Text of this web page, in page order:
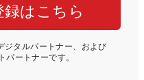
はこちら
ジタルパートナー、および
パートナーです。